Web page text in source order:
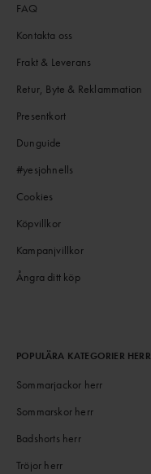
FAQ
Kontakta oss
Frakt & Leverans
Retur, Byte & Reklammation
Presentkort
Dunguide
#yesjohnells
Cookies
Köpvillkor
Kampanjvillkor
Ångra ditt köp
POPULÄRA KATEGORIER HERR
Sommarjackor herr
Sommarskor herr
Badshorts herr
Tröjor herr